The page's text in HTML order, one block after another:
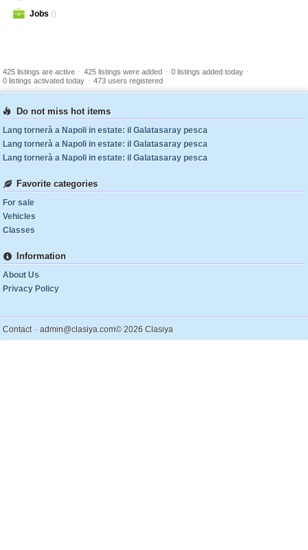
Jobs ()
425 listings are active - 425 listings were added - 0 listings added today -
0 listings activated today - 473 users registered
Do not miss hot items
Lang tornerà a Napoli in estate: il Galatasaray pesca
Lang tornerà a Napoli in estate: il Galatasaray pesca
Lang tornerà a Napoli in estate: il Galatasaray pesca
Favorite categories
For sale
Vehicles
Classes
Information
About Us
Privacy Policy
Contact . admin@clasiya.com© 2026 Clasiya